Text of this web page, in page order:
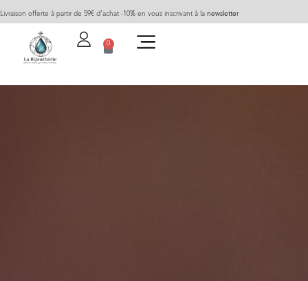
Livraison offerte à partir de 59€ d’achat -10% en vous inscrivant à la newsletter
0